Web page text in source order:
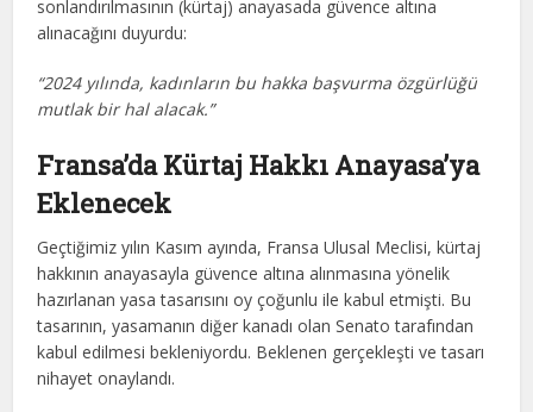
sonlandırılmasının (kürtaj) anayasada güvence altına
alınacağını duyurdu:
“2024 yılında, kadınların bu hakka başvurma özgürlüğü
mutlak bir hal alacak.”
Fransa’da Kürtaj Hakkı Anayasa’ya
Eklenecek
Geçtiğimiz yılın Kasım ayında, Fransa Ulusal Meclisi, kürtaj
hakkının anayasayla güvence altına alınmasına yönelik
hazırlanan yasa tasarısını oy çoğunlu ile kabul etmişti. Bu
tasarının, yasamanın diğer kanadı olan Senato tarafından
kabul edilmesi bekleniyordu. Beklenen gerçekleşti ve tasarı
nihayet onaylandı.